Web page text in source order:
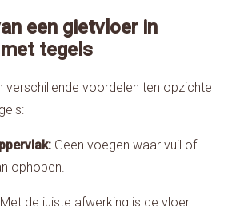
een gietvloer in
tegels
verschillende voordelen ten opzichte
Geen voegen waar vuil of
ophopen.
de juiste afwerking is de vloer